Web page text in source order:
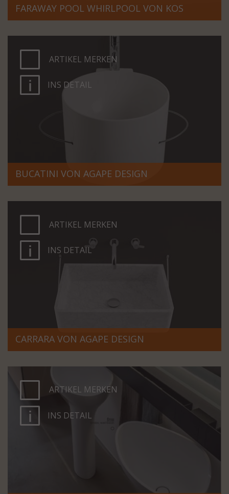
FARAWAY POOL WHIRLPOOL VON KOS
ARTIKEL MERKEN
INS DETAIL
BUCATINI VON AGAPE DESIGN
ARTIKEL MERKEN
INS DETAIL
CARRARA VON AGAPE DESIGN
ARTIKEL MERKEN
INS DETAIL